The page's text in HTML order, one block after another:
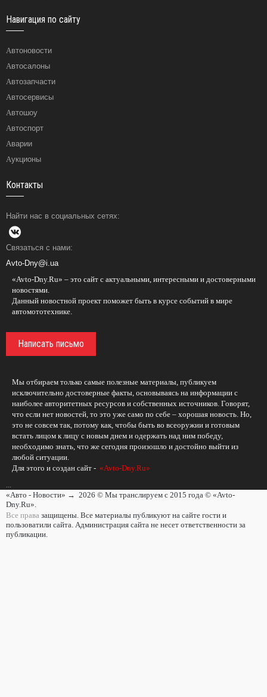
Навигация по сайту
Автоновости
Автосалоны
Автозапчасти
Автосервисы
Автошоу
Автоспорт
Аварии
Аукционы
Контакты
Найти нас в социальных сетях:
Связаться с нами:
Avto-Dny@i.ua
«Avto-Dny.Ru» – это сайт с актуальными, интересными и достоверными
новостями.
Данный новостной проект поможет быть в курсе событий в мире
автомототехнике.
Написать письмо
Мы отбираем только самые полезные материалы, публикуем
исключительно достоверные факты, основываясь на информации с
наиболее авторитетных ресурсов и собственных источников. Говорят,
что если нет новостей, то это уже само по себе – хорошая новость. Но,
это не совсем так, потому как, чтобы быть во всеоружии и готовым
встать лицом к лицу с новым днем и одержать над ним победу,
необходимо знать, что же сегодня произошло и достойно выйти из
любой ситуации.
Для этого и создан сайт - «Avto-Dny.Ru»
«Авто - Новости» → 2026 © Мы транслируем с 2015 года © «Avto-
Dny.Ru».
Все права защищены. Все материалы публикуют на сайте гости и
пользоватили сайта. Администрация сайта не несет ответственности за
публикации.